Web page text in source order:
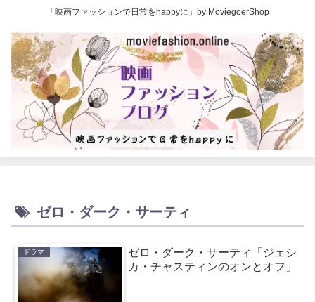
「映画ファッションで日常をhappyに」by MoviegoerShop
ゼロ・ダーク・サーティ
ドラマ
ゼロ・ダーク・サーティ「ジェシ
カ・チャスティンのオンとオフ」